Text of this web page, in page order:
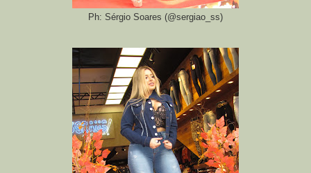
Ph: Sérgio Soares (@sergiao_ss)